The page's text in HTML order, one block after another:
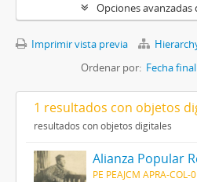
Opciones avanzadas
Imprimir vista previa
Ordenar por: Fecha final
1 resultados con objetos
resultados con objetos digitales
PE PEAJCM APRA-COL-